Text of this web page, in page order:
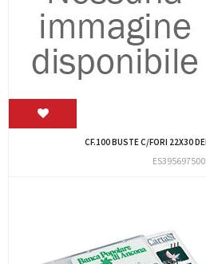
CF.100 BUSTE C/FORI 22X30
ES395697500